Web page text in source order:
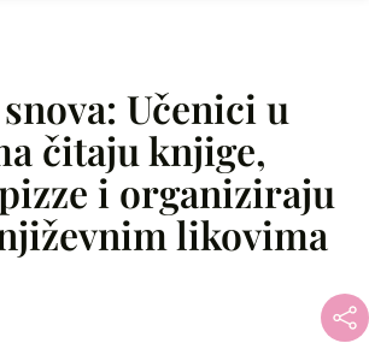
Učenici u
čitaju knjige,
i organiziraju
likovima